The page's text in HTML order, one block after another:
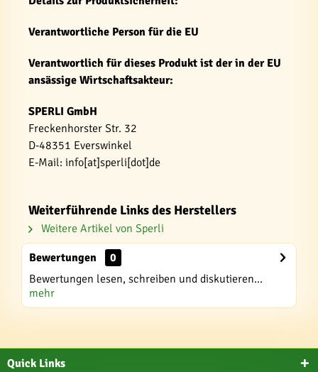
Verantwortliche Person für die EU
Verantwortlich für dieses Produkt ist der in der EU
ansässige Wirtschaftsakteur:
SPERLI GmbH
Freckenhorster Str. 32
D-48351 Everswinkel
E-Mail: info[at]sperli[dot]de
Weiterführende Links des Herstellers
Weitere Artikel von Sperli
Bewertungen
0
Bewertungen lesen, schreiben und diskutieren...
mehr
Quick Links